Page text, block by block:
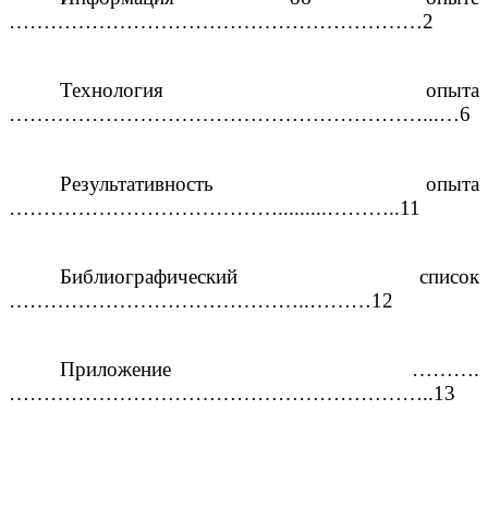
……………………………………………………2
Технология опыта
……………………………………………………...…6
Результативность опыта
………………………………….........………..11
Библиографический список
……………………………………..………12
Приложение ……….
……………………………………………………..13